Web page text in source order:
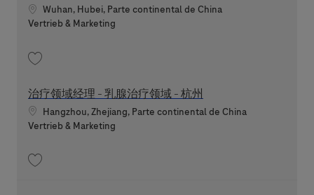
Standort
Wuhan, Hubei, Parte continental de China
Kategorie
Vertrieb & Marketing
治疗领域经理 - 乳腺治疗领域 - 杭州
Standort
Hangzhou, Zhejiang, Parte continental de China
Kategorie
Vertrieb & Marketing